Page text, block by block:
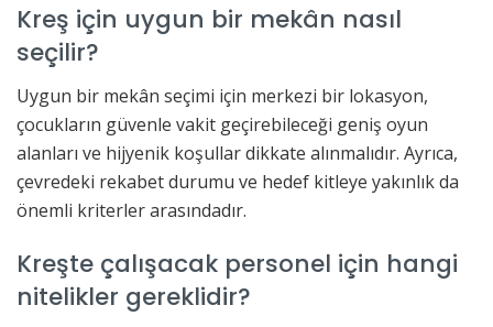
Kreş için uygun bir mekân nasıl
seçilir?
Uygun bir mekân seçimi için merkezi bir lokasyon,
çocukların güvenle vakit geçirebileceği geniş oyun
alanları ve hijyenik koşullar dikkate alınmalıdır. Ayrıca,
çevredeki rekabet durumu ve hedef kitleye yakınlık da
önemli kriterler arasındadır.
Kreşte çalışacak personel için hangi
nitelikler gereklidir?